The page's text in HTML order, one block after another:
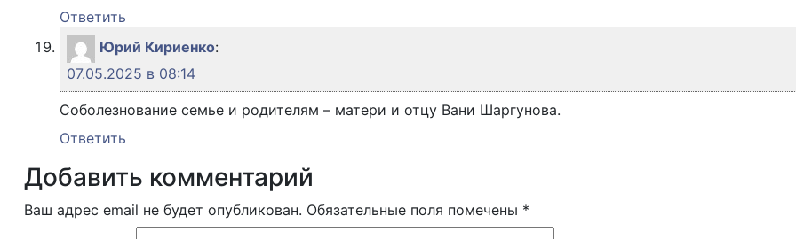
Ответить
Юрий Кириенко:
07.05.2025 в 08:14
Соболезнование семье и родителям – матери и отцу Вани Шаргунова.
Ответить
Добавить комментарий
Ваш адрес email не будет опубликован. Обязательные поля помечены *